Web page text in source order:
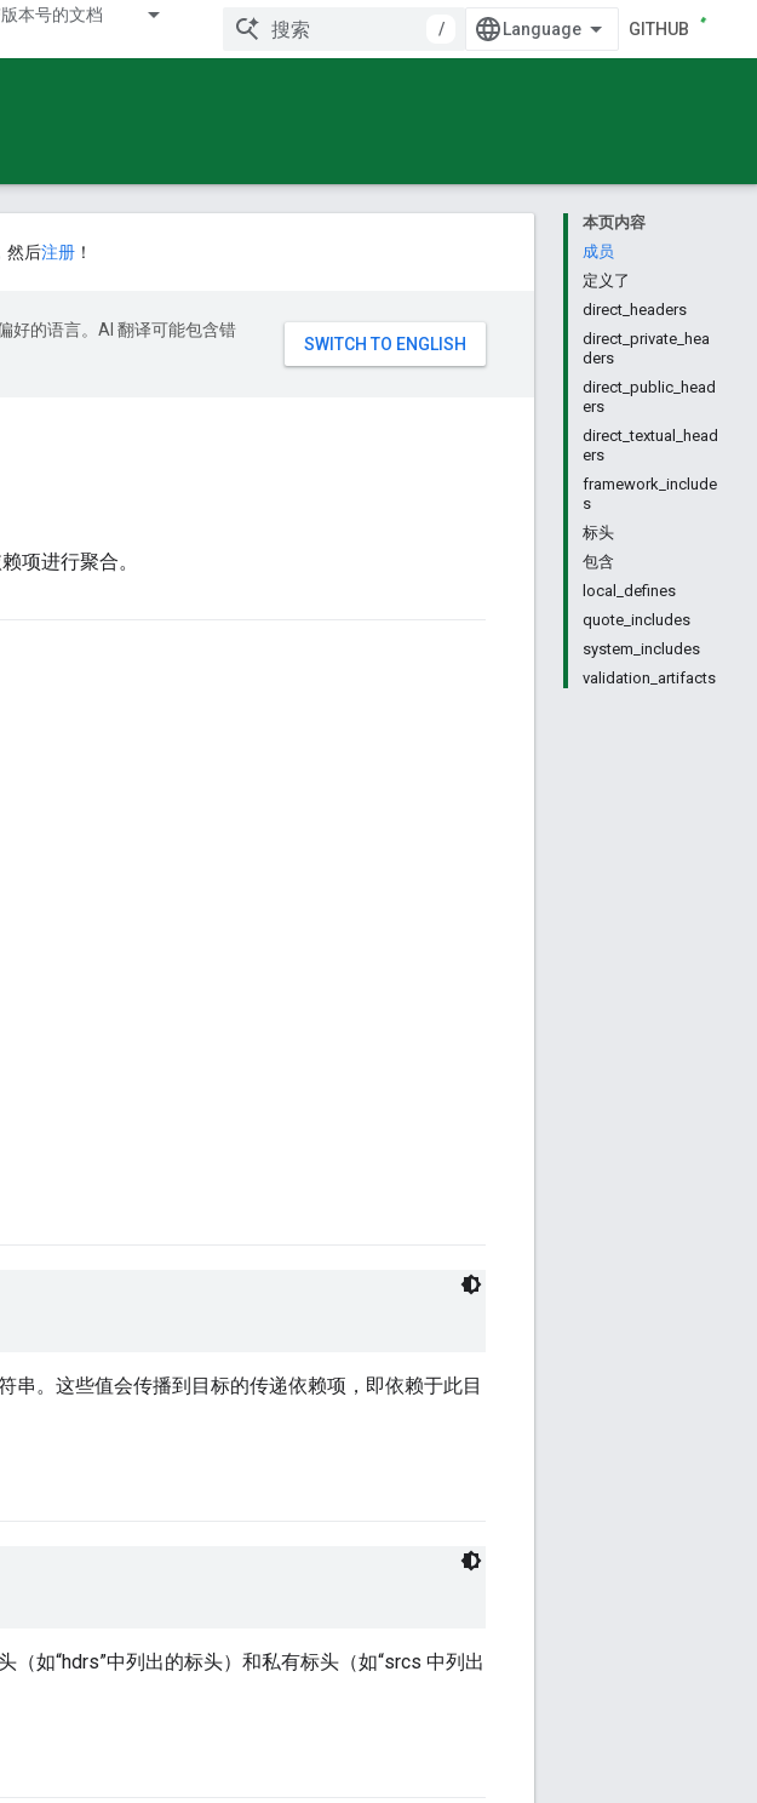
本号的文档
/ GITHUB
本页内容
成员
定义了
direct_headers
direct_private_hea
ders
direct_public_head
ers
direct_textual_head
ers
framework_include
s
标头
包含
local_defines
quote_includes
system_includes
validation_artifacts
然后注册 ！
好的语言。AI 翻译可能包含错
项进行聚合。
串。这些值会传播到目标的传递依赖项，即依赖于此目
如“hdrs”中列出的标头）和私有标头（如“srcs 中列出